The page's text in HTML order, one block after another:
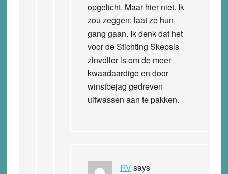
opgelicht. Maar hier niet. Ik
zou zeggen: laat ze hun
gang gaan. Ik denk dat het
voor de Stichting Skepsis
zinvoller is om de meer
kwaadaardige en door
winstbejag gedreven
uitwassen aan te pakken.
RV says